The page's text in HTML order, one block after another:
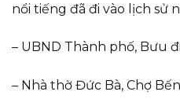
nổi tiếng đã đi vào lịch sử
– UBND Thành phố, Bưu
– Nhà thờ Đức Bà, Chợ